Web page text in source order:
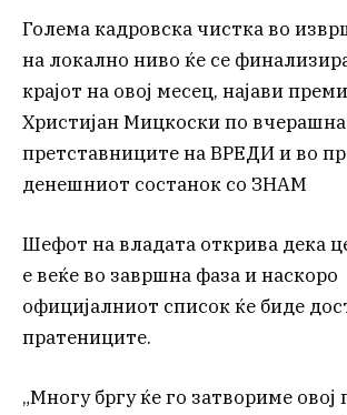
Голема кадровска чистка во
на локално ниво ќе се
крајот на овој месец, најави
Христијан Мицкоски по
претставниците на ВРЕДИ и во
денешниот состанок со ЗНАМ
Шефот на владата открива дека
е веќе во завршна фаза и наскоро
официјалниот список ќе биде
пратениците.
„Многу бргу ќе го затвориме овој